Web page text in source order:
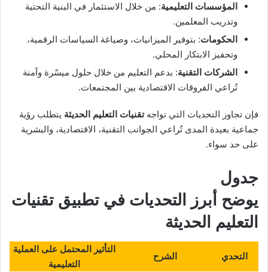
المؤسسات التعليمية: من خلال الاستثمار في البنية التحتية
وتدريب المعلمين.
الحكومات: بتوفير الميزانيات، وصياغة السياسات الرقمية،
وتحفيز الابتكار المحلي.
الشركات التقنية: بدعم التعليم من خلال حلول ميسّرة وآمنة
تُراعي الفروقات الاقتصادية بين المجتمعات.
فإن تجاوز التحديات التي تواجهتقنيات التعليم الحديثة يتطلب رؤية
جماعية بعيدة المدى تُراعي الجوانب التقنية، الاقتصادية، والبشرية
على حد سواء.
جدول
يوضح أبرز التحديات في تطبيق تقنيات
التعليم الحديثة
التحدي الشرح
التأثير المحتمل على العملية
التعليمية